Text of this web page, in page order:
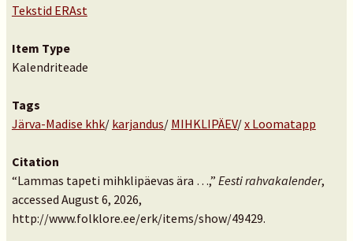
Tekstid ERAst
Item Type
Kalendriteade
Tags
Järva-Madise khk/ karjandus/ MIHKLIPÄEV/x Loomatapp
Citation
“Lammas tapeti mihklipäevas ära …,” Eesti rahvakalender,
accessed August 6, 2026,
http://www.folklore.ee/erk/items/show/49429.